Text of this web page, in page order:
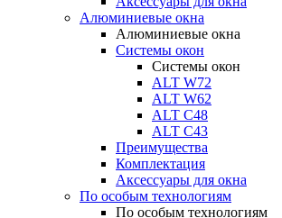
Алюминиевые окна
Алюминиевые окна
Системы окон
Системы окон
ALT W72
ALT W62
ALT C48
ALT C43
Преимущества
Комплектация
Аксессуары для окна
По особым технологиям
По особым технологиям